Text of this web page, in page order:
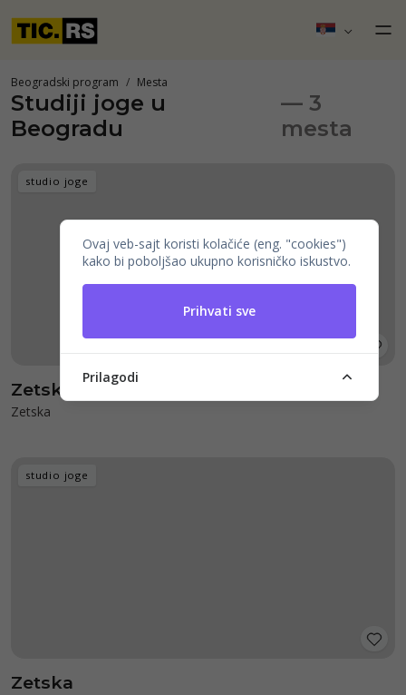
Beogradski program Mesta
Studiji joge u
Beogradu
— 3
mesta
studio joge
Zetska
Zetska
studio joge
Zetska
Ovaj veb-sajt koristi kolačiće (eng. "cookies")
kako bi poboljšao ukupno korisničko iskustvo.
Prihvati sve
Prilagodi